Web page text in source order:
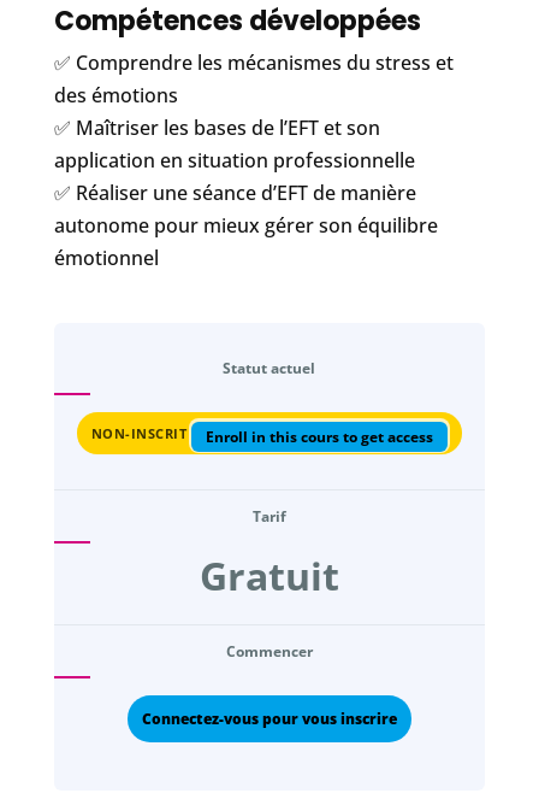
Compétences développées
✅ Comprendre les mécanismes du stress et
des émotions
✅ Maîtriser les bases de l’EFT et son
application en situation professionnelle
✅ Réaliser une séance d’EFT de manière
autonome pour mieux gérer son équilibre
émotionnel
Statut actuel
NON-INSCRIT Enroll in this cours to get access
Tarif
Gratuit
Commencer
Connectez-vous pour vous inscrire